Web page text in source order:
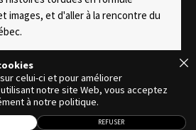
images, et d'aller à la rencontre du
celui-ci et pour améliorer
notre site Web, vous acceptez
à notre politique.
REFUSER